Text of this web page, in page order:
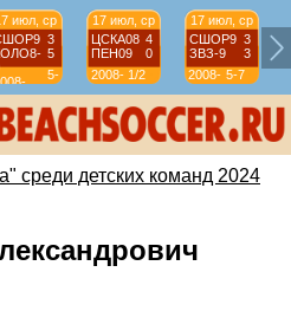
июл, ср
3
5
5-
7
17 июл, ср
ЦСКА08 4
ПЕН09
0
2008-
2009
1/2
17 июл, ср
СШОР9 3
ЗВЗ-9
3
2008-
2009
5-7
среди детских команд 2024